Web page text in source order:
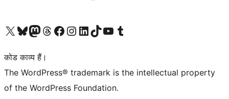
Visit our X (formerly Twitter) account
हमारे बलुस्की खाते पर जाएँVisit our Mastodon account
हमारे थ्रेड्स अकाउंट पर जाएंहमारे फेसबुक पेज पर जाएँहमारे इंस्टाग्राम अकाउंट पर जाएंहमारे लिंक्डइन खाते पर जाएँहमारे टिकटॉक खाते पर जाएँहमारे यूट्यूब चैनल पर जाएंहमारे Tumblr खाते पर जाएँ
कोड काव्य हैं।
The WordPress® trademark is the intellectual property
of the WordPress Foundation.